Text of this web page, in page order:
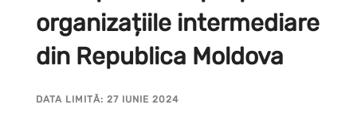
organizațiile intermediare
din Republica Moldova
DATA LIMITĂ: 27 IUNIE 2024